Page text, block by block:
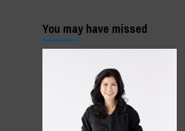
ทีม
สุวรรณFC
กิจกรรม
กระชับ
มิตร
กระตุ้น
ให้
เด็ก
You may have missed